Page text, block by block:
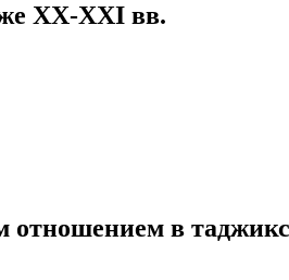
ХХ-ХХI вв.
отношением в